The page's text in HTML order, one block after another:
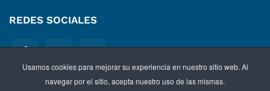
Usamos cookies para mejorar su experiencia en nuestro sitio web. Al
navegar por el sitio, acepta nuestro uso de las mismas.
REDES SOCIALES